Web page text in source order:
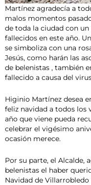
Martínez agradecía a
malos momentos
de toda la ciudad con
fallecidos en este año.
se simboliza con una
Jesús, como harán las
de belenistas , también
fallecido a causa del
Higinio Martínez desea
feliz navidad a todos los
año que viene pueda
celebrar el vigésimo
ocasión merece.
Por su parte, el Alcalde,
belenistas el haber
Navidad de Villarrobledo